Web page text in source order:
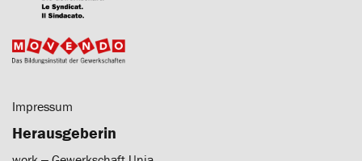
Impressum
Herausgeberin